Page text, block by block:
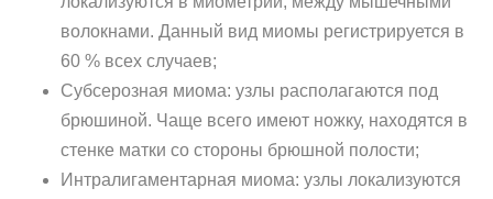
волокнами. Данный вид миомы регистрируется в
60 % всех случаев;
Субсерозная миома: узлы располагаются под
брюшиной. Чаще всего имеют ножку, находятся в
стенке матки со стороны брюшной полости;
Интралигаментарная миома: узлы локализуются